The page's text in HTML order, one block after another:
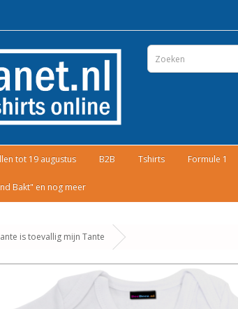
tot 19 augustus B2B Tshirts Formule 1
Bakt" en nog meer
is toevallig mijn Tante